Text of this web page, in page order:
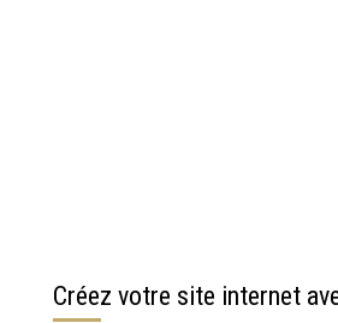
Créez votre site internet